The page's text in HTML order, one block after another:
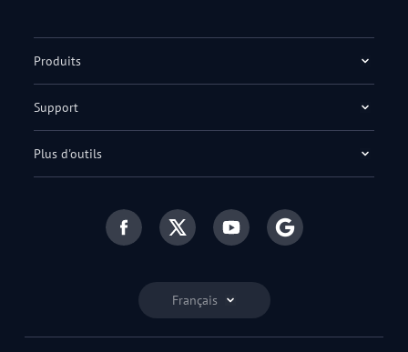
Français
Produits
Support
Plus d'outils